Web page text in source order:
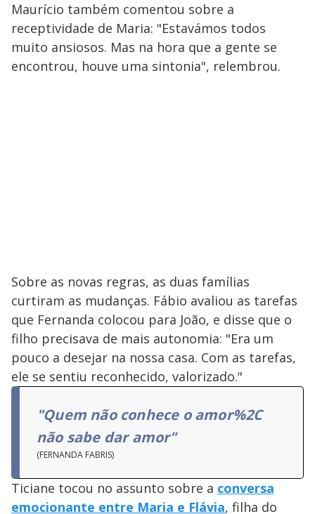
Maurício também comentou sobre a
receptividade de Maria: "Estavámos todos
muito ansiosos. Mas na hora que a gente se
encontrou, houve uma sintonia", relembrou.
Sobre as novas regras, as duas famílias
curtiram as mudanças. Fábio avaliou as tarefas
que Fernanda colocou para João, e disse que o
filho precisava de mais autonomia: "Era um
pouco a desejar na nossa casa. Com as tarefas,
ele se sentiu reconhecido, valorizado."
"Quem não conhece o amor%2C
não sabe dar amor"
(FERNANDA FABRIS)
Ticiane tocou no assunto sobre a conversa
emocionante entre Maria e Flávia, filha do